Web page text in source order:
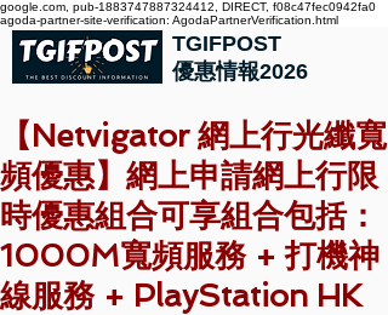
google.com, pub-1883747887324412, DIRECT, f08c47fec0942fa0
agoda-partner-site-verification: AgodaPartnerVerification.html
TGIFPOST
優惠情報2026
【Netvigator 網上行光纖寬
頻優惠】網上申請網上行限
時優惠組合可享組合包括：
1000M寬頻服務 + 打機神
線服務 + PlayStation HK